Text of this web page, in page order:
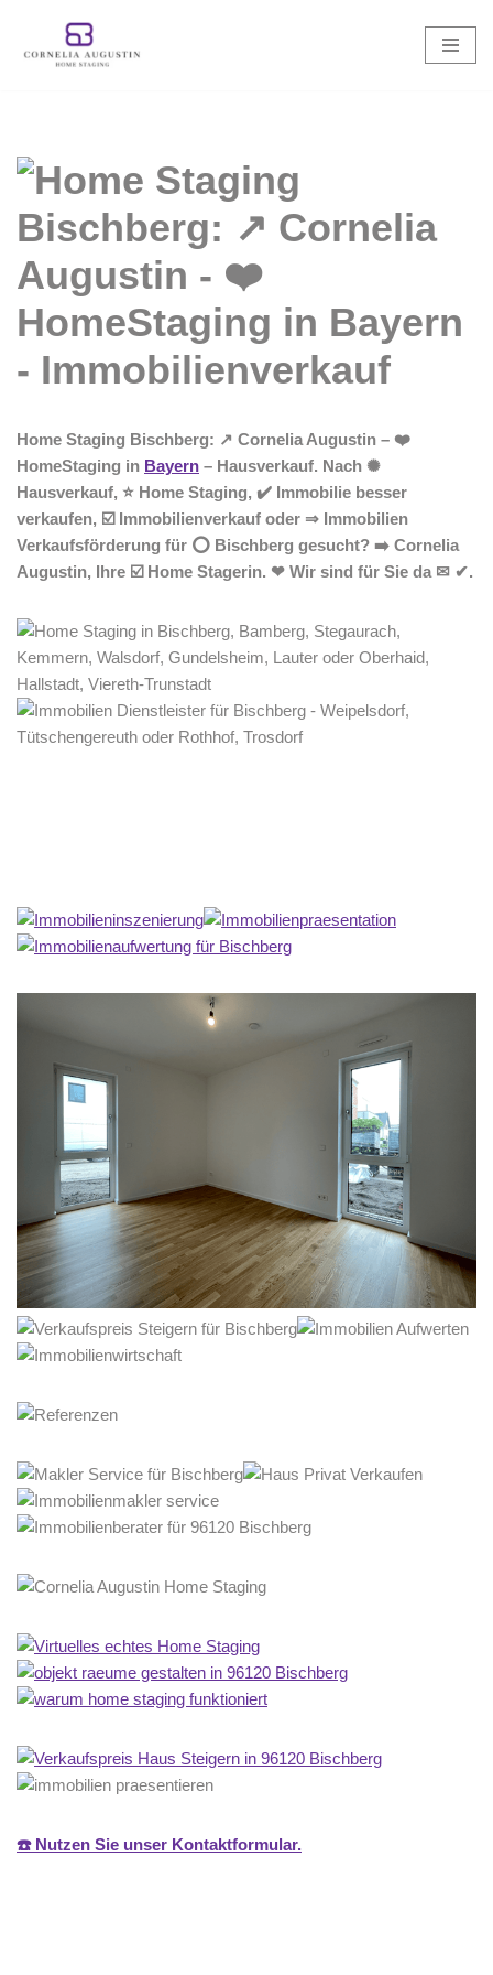
Zum
Home Staging Bischberg: ↗️ Cornelia Augustin – ❤️
HomeStaging in Bayern – Hausverkauf. Nach ✺
Hausverkauf, ⭐ Home Staging, ✔️ Immobilie besser
verkaufen, ☑️ Immobilienverkauf oder ⇒ Immobilien
Verkaufsförderung für ⭕ Bischberg gesucht? ➡️ Cornelia
Augustin, Ihre ☑️ Home Stagerin. ❤ Wir sind für Sie da ✉ ✔.
☎️ Nutzen Sie unser Kontaktformular.